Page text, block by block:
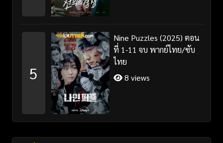
5
Nine Puzzles (2025) ตอน
ที่ 1-11 จบ พากย์ไทย/ซับ
ไทย
8 views